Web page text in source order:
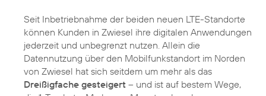
Seit Inbetriebnahme der beiden neuen LTE-Standorte
können Kunden in Zwiesel ihre digitalen Anwendungen
jederzeit und unbegrenzt nutzen. Allein die
Datennutzung über den Mobilfunkstandort im Norden
von Zwiesel hat sich seitdem um mehr als das
Dreißigfache gesteigert – und ist auf bestem Wege,